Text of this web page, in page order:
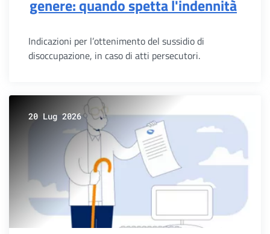
genere: quando spetta l'indennità
Indicazioni per l’ottenimento del sussidio di
disoccupazione, in caso di atti persecutori.
20 Lug 2026